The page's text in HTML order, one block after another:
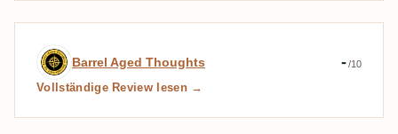
Expertenbewertung von Barrel Aged
Barrel Aged Thoughts -/10
Vollständige Review lesen →